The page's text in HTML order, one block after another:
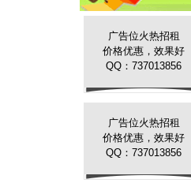
广告位火热招租
价格优惠，效果好
QQ：737013856
广告位火热招租
价格优惠，效果好
QQ：737013856